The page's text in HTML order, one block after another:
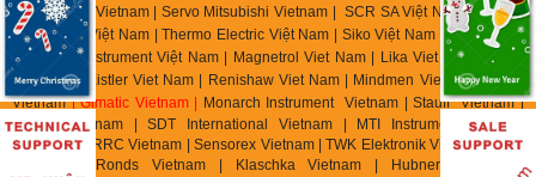
Hirschmann Vietnam | Servo Mitsubishi Vietnam | SCR SA Việt Nam | Biotech
Flow Meter Việt Nam | Thermo Electric Việt Nam | Siko Việt Nam | Klinger Việt
Nam | HK Instrument Việt Nam | Magnetrol Viet Nam | Lika Viet Nam | Setra
Viet Nam | Kistler Viet Nam | Renishaw Viet Nam | Mindmen Vietnam |Airtac
Vietnam| Gimatic Vietnam |
Monarch Instrument Vietnam | Stauff Vietnam |
Burster Vietnam | SDT International Vietnam | MTI Instrument Vietnam
| Zhuzhou CRRC Vietnam | Sensorex Vietnam | TWK Elektronik Vietnam | ASC
Vietnam | Ronds Vietnam | Klaschka Vietnam | Hubner Vietnam |